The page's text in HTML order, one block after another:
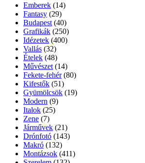
Emberek (14)
Fantasy (29)
Budapest (40)
Grafikák (250)
Idézetek (400)
Vallás (32)
Ételek (48)
Művészet (14)
Fekete-fehér (80)
Kifestők (51)
Gyümölcsök (19)
Modern (9)
Italok (25)
Zene (7)
Járművek (21)
Drónfotó (143)
Makró (132)
Montázsok (411)